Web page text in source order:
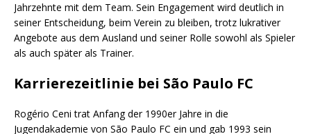
Jahrzehnte mit dem Team. Sein Engagement wird deutlich in
seiner Entscheidung, beim Verein zu bleiben, trotz lukrativer
Angebote aus dem Ausland und seiner Rolle sowohl als Spieler
als auch später als Trainer.
Karrierezeitlinie bei São Paulo FC
Rogério Ceni trat Anfang der 1990er Jahre in die
Jugendakademie von São Paulo FC ein und gab 1993 sein